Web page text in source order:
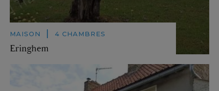
MAISON | 4 CHAMBRES
Eringhem